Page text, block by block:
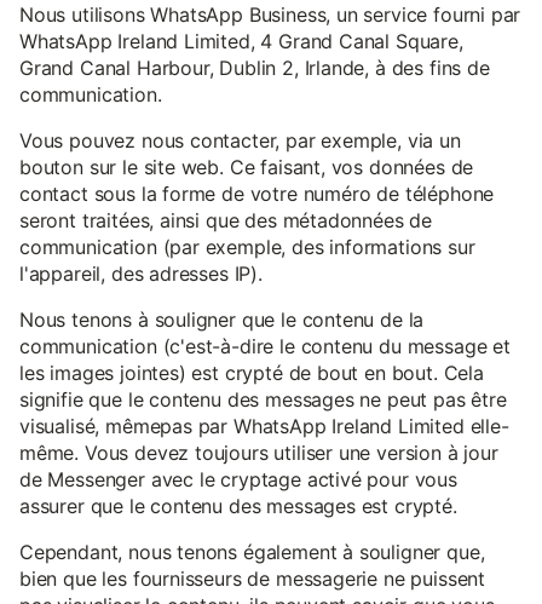
Nous utilisons WhatsApp Business, un service fourni par
WhatsApp Ireland Limited, 4 Grand Canal Square,
Grand Canal Harbour, Dublin 2, Irlande, à des fins de
communication.
Vous pouvez nous contacter, par exemple, via un
bouton sur le site web. Ce faisant, vos données de
contact sous la forme de votre numéro de téléphone
seront traitées, ainsi que des métadonnées de
communication (par exemple, des informations sur
l'appareil, des adresses IP).
Nous tenons à souligner que le contenu de la
communication (c'est-à-dire le contenu du message et
les images jointes) est crypté de bout en bout. Cela
signifie que le contenu des messages ne peut pas être
visualisé, mêmepas par WhatsApp Ireland Limited elle-
même. Vous devez toujours utiliser une version à jour
de Messenger avec le cryptage activé pour vous
assurer que le contenu des messages est crypté.
Cependant, nous tenons également à souligner que,
bien que les fournisseurs de messagerie ne puissent